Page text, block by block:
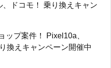
、ドコモ！ 乗り換えキャン
ップ案件！ Pixel10a、
換えキャンペーン開催中